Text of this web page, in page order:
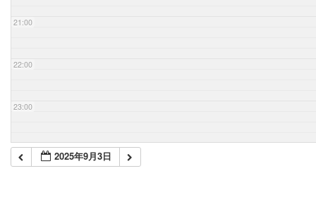
21:00
22:00
23:00
2025年9月3日